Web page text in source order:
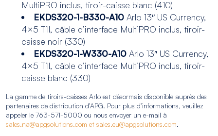
MultiPRO inclus, tiroir-caisse blanc (410)
EKDS320-1-B330-A10 Arlo 13″ US Currency,
4×5 Till, câble d’interface MultiPRO inclus, tiroir-
caisse noir (330)
EKDS320-1-W330-A10 Arlo 13″ US Currency,
4×5 Till, câble d’interface MultiPRO inclus, tiroir-
caisse blanc (330)
La gamme de tiroirs-caisses Arlo est désormais disponible auprès des
partenaires de distribution d’APG. Pour plus d’informations, veuillez
appeler le 763-571-5000 ou nous envoyer un e-mail à
sales.na@apgsolutions.com et sales.eu@apgsolutions.com.